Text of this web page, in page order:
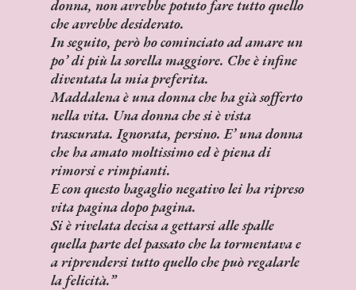
donna, non avrebbe potuto fare tutto quello
che avrebbe desiderato.
In seguito, però ho cominciato ad amare un
po’ di più la sorella maggiore. Che è infine
diventata la mia preferita.
Maddalena è una donna che ha già sofferto
nella vita. Una donna che si è vista
trascurata. Ignorata, persino. E’ una donna
che ha amato moltissimo ed è piena di
rimorsi e rimpianti.
E con questo bagaglio negativo lei ha ripreso
vita pagina dopo pagina.
Si è rivelata decisa a gettarsi alle spalle
quella parte del passato che la tormentava e
a riprendersi tutto quello che può regalarle
la felicità.